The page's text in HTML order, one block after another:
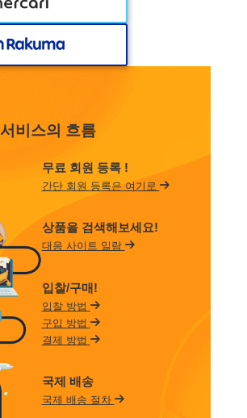
서비스의 흐름
무료 회원 등록 !
간단 회원 등록은 여기로
상품을 검색해보세요!
대응 사이트 일람
입찰/구매!
입찰 방법
구입 방법
결제 방법
국제 배송
국제 배송 절차